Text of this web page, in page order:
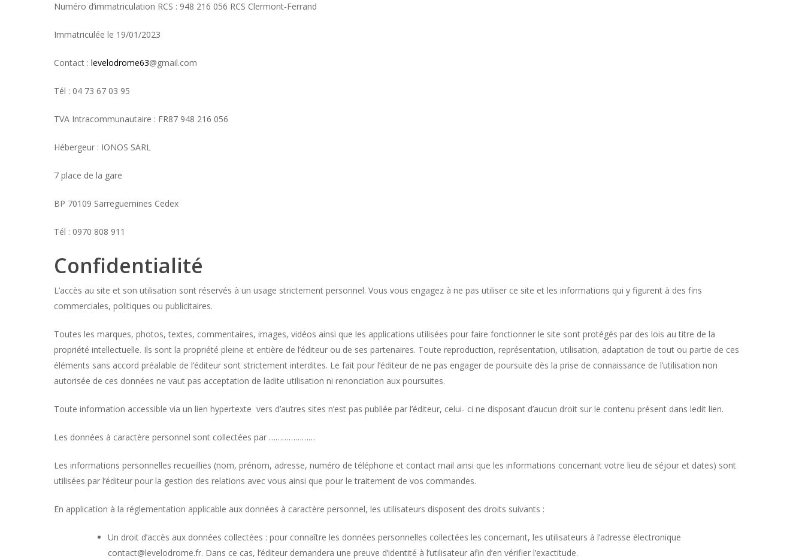
Numéro d’immatriculation RCS : 948 216 056 RCS Clermont-Ferrand
Immatriculée le 19/01/2023
Contact :levelodrome63@gmail.com
Tél : 04 73 67 03 95
TVA Intracommunautaire : FR87 948 216 056
Hébergeur : IONOS SARL
7 place de la gare
BP 70109 Sarreguemines Cedex
Tél : 0970 808 911
Confidentialité
L’accès au site et son utilisation sont réservés à un usage strictement personnel. Vous vous engagez à ne pas utiliser ce site et les informations qui y figurent à des fins
commerciales, politiques ou publicitaires.
Toutes les marques, photos, textes, commentaires, images, vidéos ainsi que les applications utilisées pour faire fonctionner le site sont protégés par des lois au titre de la
propriété intellectuelle. Ils sont la propriété pleine et entière de l’éditeur ou de ses partenaires. Toute reproduction, représentation, utilisation, adaptation de tout ou partie de ces
éléments sans accord préalable de l’éditeur sont strictement interdites. Le fait pour l’éditeur de ne pas engager de poursuite dès la prise de connaissance de l’utilisation non
autorisée de ces données ne vaut pas acceptation de ladite utilisation ni renonciation aux poursuites.
Toute information accessible via un lien hypertexte vers d’autres sites n’est pas publiée par l’éditeur, celui- ci ne disposant d’aucun droit sur le contenu présent dans ledit lien.
Les données à caractère personnel sont collectées par …………………
Les informations personnelles recueillies (nom, prénom, adresse, numéro de téléphone et contact mail ainsi que les informations concernant votre lieu de séjour et dates) sont
utilisées par l’éditeur pour la gestion des relations avec vous ainsi que pour le traitement de vos commandes.
En application à la réglementation applicable aux données à caractère personnel, les utilisateurs disposent des droits suivants :
Un droit d’accès aux données collectées : pour connaître les données personnelles collectées les concernant, les utilisateurs à l’adresse électronique
contact@levelodrome.fr. Dans ce cas, l’éditeur demandera une preuve d’identité à l’utilisateur afin d’en vérifier l’exactitude.